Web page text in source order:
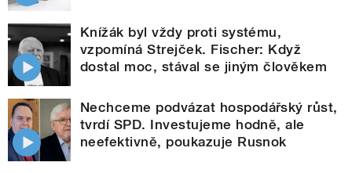
Knížák byl vždy proti systému,
vzpomíná Strejček. Fischer: Když
dostal moc, stával se jiným člověkem
Nechceme podvázat hospodářský růst,
tvrdí SPD. Investujeme hodně, ale
neefektivně, poukazuje Rusnok